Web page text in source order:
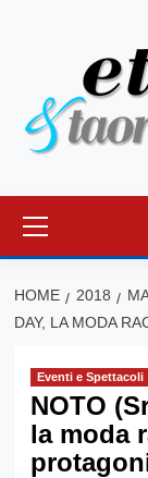
principale
HOME 2018
DAY, LA MODA
Eventi e Spettacoli
NOTO
la moda